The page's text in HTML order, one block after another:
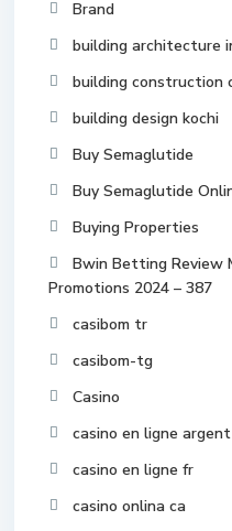
Brand
building architecture
building construction
building design kochi
Buy Semaglutide
Buy Semaglutide
Buying Properties
Bwin Betting Review
Promotions 2024 – 387
casibom tr
casibom-tg
Casino
casino en ligne
casino en ligne fr
casino onlina ca